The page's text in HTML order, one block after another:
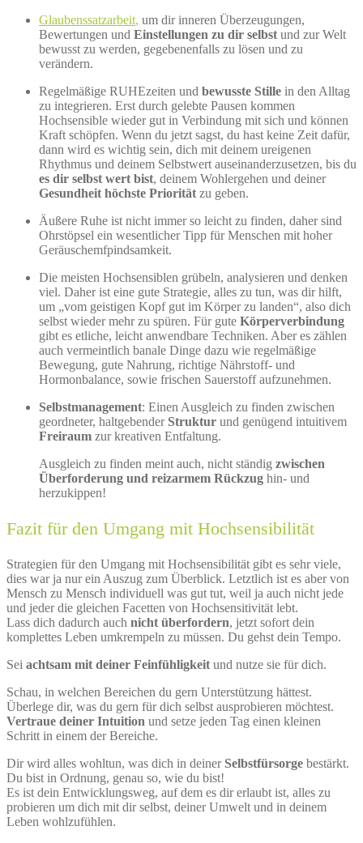
Glaubenssatzarbeit, um dir inneren Überzeugungen,
Bewertungen und Einstellungen zu dir selbst und zur Welt
bewusst zu werden, gegebenenfalls zu lösen und zu
verändern.
Regelmäßige RUHEzeiten und bewusste Stille in den Alltag
zu integrieren. Erst durch gelebte Pausen kommen
Hochsensible wieder gut in Verbindung mit sich und können
Kraft schöpfen. Wenn du jetzt sagst, du hast keine Zeit dafür,
dann wird es wichtig sein, dich mit deinem ureigenen
Rhythmus und deinem Selbstwert auseinanderzusetzen, bis du
es dir selbst wert bist, deinem Wohlergehen und deiner
Gesundheit höchste Priorität zu geben.
Äußere Ruhe ist nicht immer so leicht zu finden, daher sind
Ohrstöpsel ein wesentlicher Tipp für Menschen mit hoher
Geräuschemfpindsamkeit.
Die meisten Hochsensiblen grübeln, analysieren und denken
viel. Daher ist eine gute Strategie, alles zu tun, was dir hilft,
um „vom geistigen Kopf gut im Körper zu landen“, also dich
selbst wieder mehr zu spüren. Für gute Körperverbindung
gibt es etliche, leicht anwendbare Techniken. Aber es zählen
auch vermeintlich banale Dinge dazu wie regelmäßige
Bewegung, gute Nahrung, richtige Nährstoff- und
Hormonbalance, sowie frischen Sauerstoff aufzunehmen.
Selbstmanagement: Einen Ausgleich zu finden zwischen
geordneter, haltgebender Struktur und genügend intuitivem
Freiraum zur kreativen Entfaltung.
Ausgleich zu finden meint auch, nicht ständig zwischen
Überforderung und reizarmem Rückzug hin- und
herzukippen!
Fazit für den Umgang mit Hochsensibilität
Strategien für den Umgang mit Hochsensibilität gibt es sehr viele,
dies war ja nur ein Auszug zum Überblick. Letztlich ist es aber von
Mensch zu Mensch individuell was gut tut, weil ja auch nicht jede
und jeder die gleichen Facetten von Hochsensitivität lebt.
Lass dich dadurch auch nicht überfordern, jetzt sofort dein
komplettes Leben umkrempeln zu müssen. Du gehst dein Tempo.
Sei achtsam mit deiner Feinfühligkeit und nutze sie für dich.
Schau, in welchen Bereichen du gern Unterstützung hättest.
Überlege dir, was du gern für dich selbst ausprobieren möchtest.
Vertraue deiner Intuition und setze jeden Tag einen kleinen
Schritt in einem der Bereiche.
Dir wird alles wohltun, was dich in deiner Selbstfürsorge bestärkt.
Du bist in Ordnung, genau so, wie du bist!
Es ist dein Entwicklungsweg, auf dem es dir erlaubt ist, alles zu
probieren um dich mit dir selbst, deiner Umwelt und in deinem
Leben wohlzufühlen.